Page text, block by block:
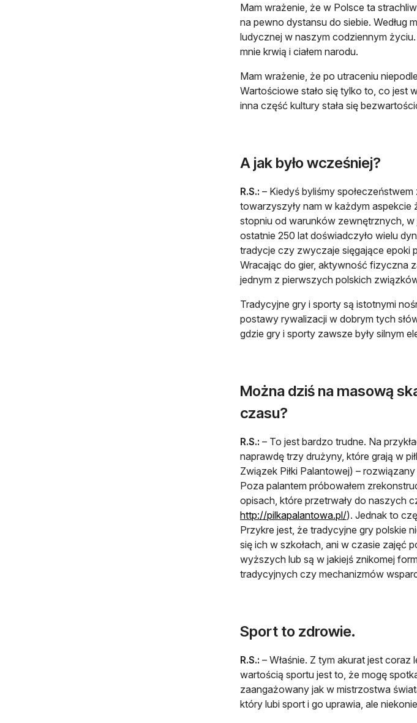
Mam wrażenie, że w Polsce ta
na pewno dystansu do siebie. Według
ludycznej w naszym codziennym
mnie krwią i ciałem narodu.
Mam wrażenie, że po utraceniu
Wartościowe stało się tylko to, co jest
inna część kultury stała się
A jak było wcześniej?
R.S.: – Kiedyś byliśmy
towarzyszyły nam w każdym
stopniu od warunków zewnętrznych, w
ostatnie 250 lat doświadczyło wielu
tradycje czy zwyczaje sięgające epoki
Wracając do gier, aktywność fizyczna
jednym z pierwszych polskich
Tradycyjne gry i sporty są istotnymi
postawy rywalizacji w dobrym tych
gdzie gry i sporty zawsze były silnym
Można dziś na masową
czasu?
R.S.: – To jest bardzo trudne. Na
naprawdę trzy drużyny, które grają w
Związek Piłki Palantowej) –
Poza palantem próbowałem
opisach, które przetrwały do naszych
http://pilkapalantowa.pl/). Jednak to
Przykre jest, że tradycyjne gry polskie
się ich w szkołach, ani w czasie zajęć
wyższych lub są w jakiejś znikomej
tradycyjnych czy mechanizmów
Sport to zdrowie.
R.S.: – Właśnie. Z tym akurat jest
wartością sportu jest to, że mogę
zaangażowany jak w mistrzostwa
który lubi sport i go uprawia, ale